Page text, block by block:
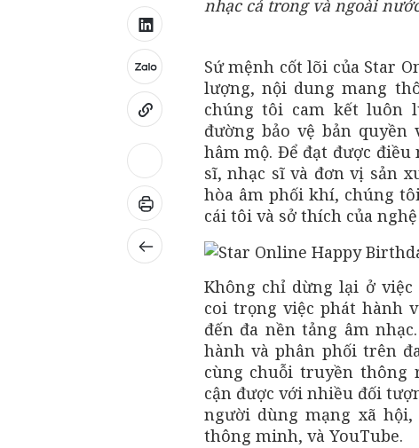
nhạc cả trong và ngoài
Sứ mệnh cốt lõi của Star
lượng, nội dung mang
chúng tôi cam kết luôn
đường bảo vệ bản
hâm mộ. Để đạt được điều
sĩ, nhạc sĩ và đơn vị sản
hòa âm phối khí, chúng
cái tôi và sở thích của
Không chỉ dừng lại ở
coi trọng việc phát hành
đến đa nền tảng âm
hành và phân phối trên
cùng chuỗi truyền thông
cận được với nhiều đối
người dùng mạng xã
thông minh, và YouTube.